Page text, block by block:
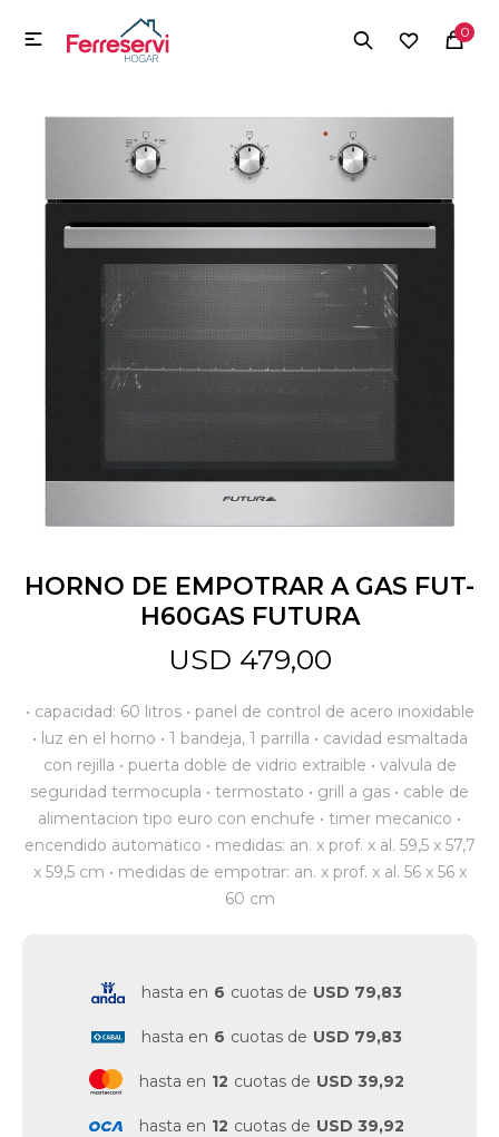
0

HORNO DE EMPOTRAR A GAS FUT-
H60GAS FUTURA
USD 479,00
• capacidad: 60 litros • panel de control de acero inoxidable
• luz en el horno • 1 bandeja, 1 parrilla • cavidad esmaltada
con rejilla • puerta doble de vidrio extraible • valvula de
seguridad termocupla • termostato • grill a gas • cable de
alimentacion tipo euro con enchufe • timer mecanico •
encendido automatico • medidas: an. x prof. x al. 59,5 x 57,7
x 59,5 cm • medidas de empotrar: an. x prof. x al. 56 x 56 x
60 cm
hasta en 6 cuotas de USD 79,83
hasta en 6 cuotas de USD 79,83
hasta en 12 cuotas de USD 39,92
hasta en 12 cuotas de USD 39,92
MI CUENTA
Herramientas y Construcción
Electrodomésticos
Jardín y Aire Libre
Juguetes y artículos para bebé
Gastronomía
Vestimenta y calzado